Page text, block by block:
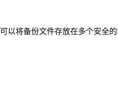
以将备份文件存放在多个安全